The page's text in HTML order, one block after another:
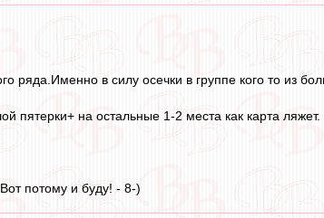
ряда.Именно в силу осечки в группе кого то из
на остальные 1-2 места как карта ляжет.
потому и буду! - 8-)